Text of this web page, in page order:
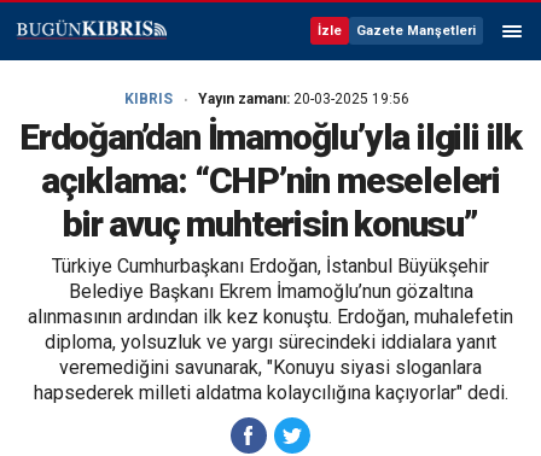
İzle Gazete Manşetleri
KIBRIS Yayın zamanı: 20-03-2025 19:56
Erdoğan’dan İmamoğlu’yla ilgili ilk
açıklama: “CHP’nin meseleleri
bir avuç muhterisin konusu”
Türkiye Cumhurbaşkanı Erdoğan, İstanbul Büyükşehir
Belediye Başkanı Ekrem İmamoğlu’nun gözaltına
alınmasının ardından ilk kez konuştu. Erdoğan, muhalefetin
diploma, yolsuzluk ve yargı sürecindeki iddialara yanıt
veremediğini savunarak, "Konuyu siyasi sloganlara
hapsederek milleti aldatma kolaycılığına kaçıyorlar" dedi.